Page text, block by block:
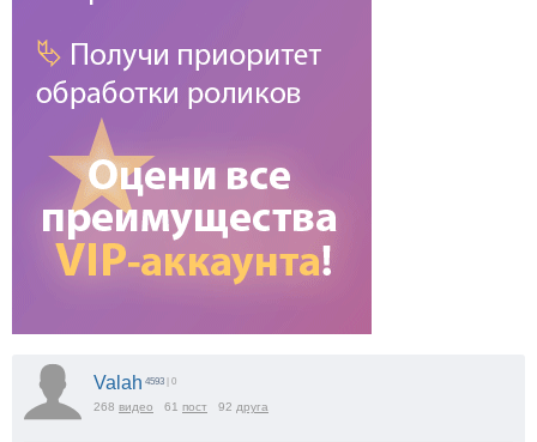
Valah 4593 | 0
268 видео 61 пост 92 друга